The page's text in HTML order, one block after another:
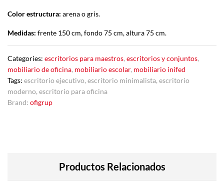
Color estructura: arena o gris.
Medidas: frente 150 cm, fondo 75 cm, altura 75 cm.
Categories: escritorios para maestros, escritorios y conjuntos,
mobiliario de oficina, mobiliario escolar, mobiliario inifed
Tags: escritorio ejecutivo, escritorio minimalista, escritorio
moderno, escritorio para oficina
Brand: ofigrup
Productos Relacionados